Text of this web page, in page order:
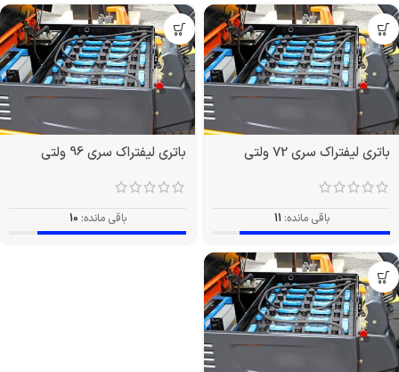
باتری لیفتراک سری 72 ولتی
باقی مانده: 11
باتری لیفتراک سری 96 ولتی
باقی مانده: 10